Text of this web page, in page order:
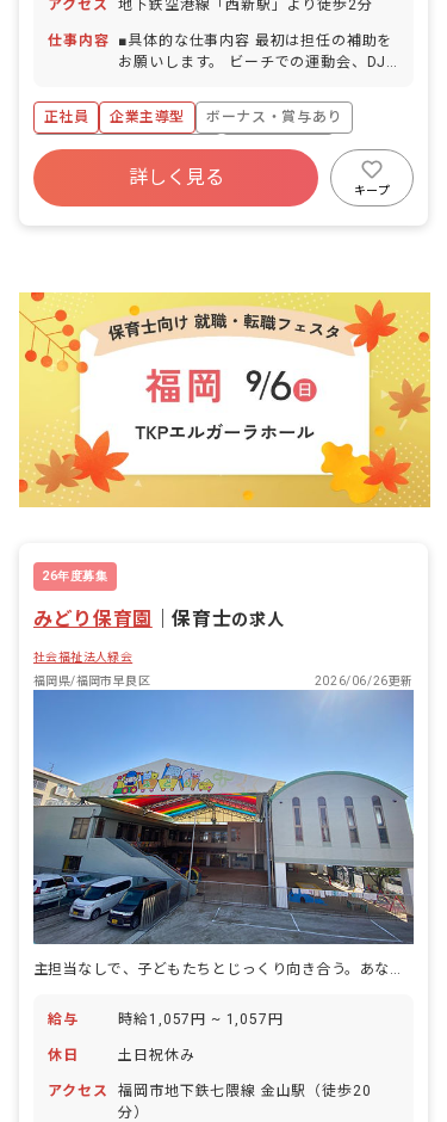
与／取得率70％／1時間単位から取得可
／5日以上の連休有休使用で取得可） 慶
弔休暇 産前産後・育児休暇（取得率
アクセス 地下鉄空港線「西新駅」より徒歩2分
仕事内容
■具体的な仕事内容 最初は担任の補助を
お願いします。 ビーチでの運動会、DJ
加、音楽フェスや川下り体験など、こど
も達に輝く大人の姿を見せるお仕事で
す。 ■保育理念 「全てはこども中心」
私たちの保育の質は、こどもにかかわる
大人の質だと考えます。 身近な大人を真
似て育つこども達。 こどもと関わる職員
保育のこだわり 「食育」食べることは生
きること 「英語」こどもの将来が広がる
「経済」お金を生む力を磨く 「芸術」こ
キングで、自立して生きていくための力
を身につけるためのお手伝い。 月に1回
程度の園外保育でこども達が「やってみ
たい」「行ってみたい」と思うことを実
現するお手伝い。 こども達が将来なりた
いものになれるようにするためのお手伝
いをしています。
正社員 企業主導型
ボーナス・賞与あり
寮・住宅・家賃補助あり
社会保険完備
残業少なめ
昇給昇進あり
詳しく見る
キープ
26年度募集
みどり保育園 ｜保育士の求人
社会福祉法人緑会
福岡県/福岡市早良区
2026/06/26更新
給与 時給1,057円 ~ 1,057円
休日 土日祝休み
アクセス
福岡市地下鉄七隈線 金山駅（徒歩20
分）